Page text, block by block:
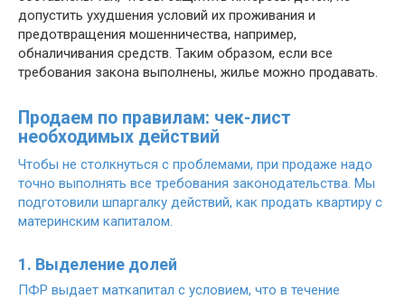
допустить ухудшения условий их проживания и
предотвращения мошенничества, например,
обналичивания средств. Таким образом, если все
требования закона выполнены, жилье можно продавать.
Продаем по правилам: чек-лист
необходимых действий
Чтобы не столкнуться с проблемами, при продаже надо
точно выполнять все требования законодательства. Мы
подготовили шпаргалку действий, как продать квартиру с
материнским капиталом.
1. Выделение долей
ПФР выдает маткапитал с условием, что в течение